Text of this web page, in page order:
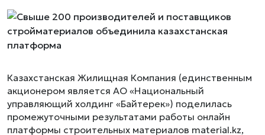
Казахстанская Жилищная Компания (единственным
акционером является АО «Национальный
управляющий холдинг «Байтерек») поделилась
промежуточными результатами работы онлайн
платформы строительных материалов material.kz,